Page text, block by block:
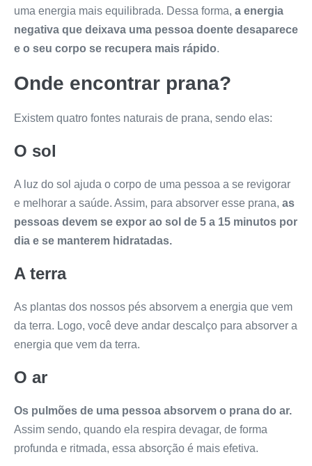
uma energia mais equilibrada. Dessa forma, a energia
negativa que deixava uma pessoa doente desaparece
e o seu corpo se recupera mais rápido.
Onde encontrar prana?
Existem quatro fontes naturais de prana, sendo elas:
O sol
A luz do sol ajuda o corpo de uma pessoa a se revigorar
e melhorar a saúde. Assim, para absorver esse prana, as
pessoas devem se expor ao sol de 5 a 15 minutos por
dia e se manterem hidratadas.
A terra
As plantas dos nossos pés absorvem a energia que vem
da terra. Logo, você deve andar descalço para absorver a
energia que vem da terra.
O ar
Os pulmões de uma pessoa absorvem o prana do ar.
Assim sendo, quando ela respira devagar, de forma
profunda e ritmada, essa absorção é mais efetiva.